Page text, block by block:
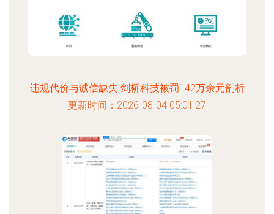
违规代价与诚信缺失 剑桥科技被罚142万余元剖析
更新时间：2026-08-04 05:01:27